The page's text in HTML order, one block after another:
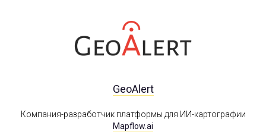
GeoAlert
Компания-разработчик платформы для ИИ-картографии
Mapflow.ai